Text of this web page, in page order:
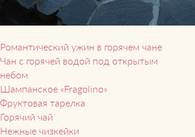
Романтический ужин в горячем чане
Чан с горячей водой под открытым
небом
Шампанское «Fragolino»
Фруктовая тарелка
Горячий чай
Нежные чизкейки